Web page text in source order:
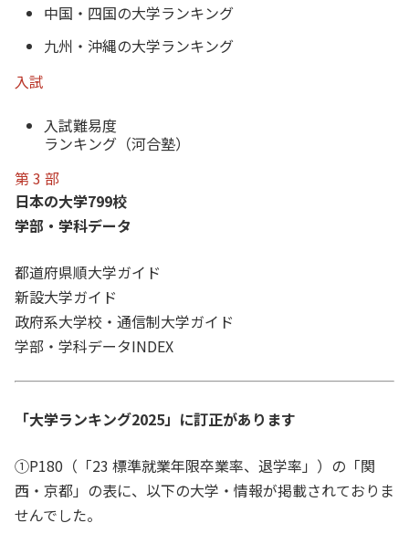
中国・四国の大学ランキング
九州・沖縄の大学ランキング
入試
入試難易度
ランキング（河合塾）
第 3 部
日本の大学799校
学部・学科データ
都道府県順大学ガイド
新設大学ガイド
政府系大学校・通信制大学ガイド
学部・学科データINDEX
「大学ランキング2025」に訂正があります
①P180（「23 標準就業年限卒業率、退学率」）の「関
西・京都」の表に、以下の大学・情報が掲載されておりま
せんでした。